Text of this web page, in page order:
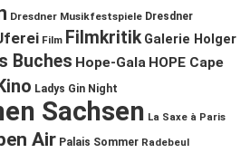
Dresdner Musikfestspiele Dresdner
Film Filmkritik Galerie Holger
Buches Hope-Gala HOPE Cape
Ladys Gin Night
Sachsen La Saxe à Paris
Air Palais Sommer Radebeul